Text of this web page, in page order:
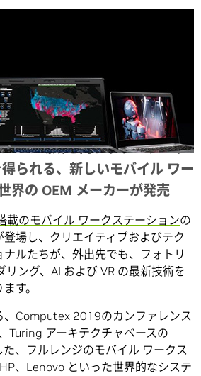
ーが場所を問わずデスクトッ
られる、新しいモバイル ワー
界の OEM メーカーが発売
載のモバイル ワークステーションの
場し、クリエイティブおよびテク
ルたちが、外出先でも、フォトリ
リング、AI および VR の最新技術を
す。
、Computex 2019のカンファレンス
Turing アーキテクチャベースの
、フルレンジのモバイル ワークス
HP、Lenovo といった世界的なシステ